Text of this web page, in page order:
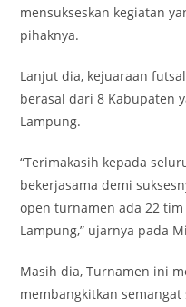
mensukseskan kegiatan
pihaknya.
Lanjut dia, kejuaraan
berasal dari 8 Kabupaten
Lampung.
“Terimakasih kepada
bekerjasama demi
open turnamen ada 22
Lampung,” ujarnya pada
Masih dia, Turnamen ini
membangkitkan